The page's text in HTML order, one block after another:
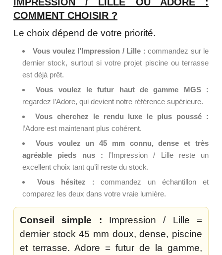
COMMENT CHOISIR ?
Le choix dépend de votre priorité.
Vous voulez l’Impression / Lille : commandez sur le
dernier stock, surtout si votre projet piscine ou terrasse
est déjà prêt.
Vous voulez le futur haut de gamme MGS :
regardez l’Adore, qui devient notre référence supérieure.
Vous cherchez le rendu luxe le plus poussé :
l’Adore est maintenant plus cohérent.
Vous voulez un 45 mm connu, dense et très
agréable pieds nus : l’Impression / Lille reste un
excellent choix tant qu’il reste du stock.
Vous hésitez : commandez un échantillon et
comparez les deux dans votre vraie lumière.
Conseil simple : Impression / Lille =
dernier stock 45 mm doux, dense, piscine
et terrasse. Adore = futur de la gamme,